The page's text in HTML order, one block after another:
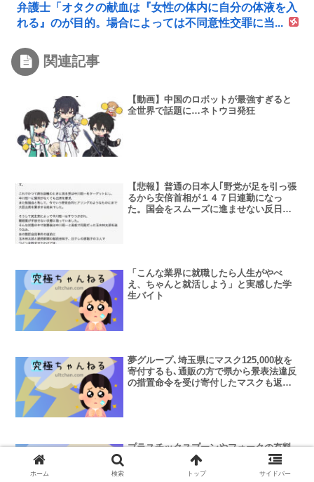
弁護士「オタクの献血は『女性の体内に自分の体液を入
れる』のが目的。場合によっては不同意性交罪に当...
関連記事
【動画】中国のロボットが最強すぎると
全世界で話題に…ネトウヨ発狂
【悲報】普通の日本人｢野党が足を引っ張
るから安倍首相が１４７日連勤になっ
た。国会をスムーズに進ませない反日民
「こんな業界に就職したら人生がやべ
え、ちゃんと就活しよう」と実感した学
生バイト
夢グループ､埼玉県にマスク125,000枚を
寄付するも､通販の方で県から景表法違反
の措置命令を受け寄付したマスクも返却
プラスチックスプーンやフォークの有料
化、賛成49.3%・反対30.4%の結果に。年
齢が上がるほど賛成派増加。おまえらマ
ホーム 検索 トップ サイドバー